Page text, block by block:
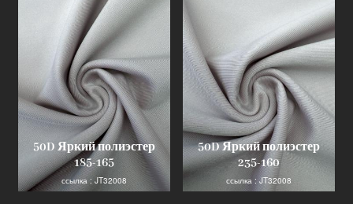
50D Яркий полиэстер
185-165
ссылка : JT32008
50D Яркий полиэстер
235-160
ссылка : JT32008